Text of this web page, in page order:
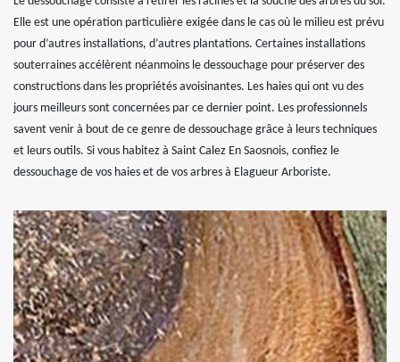
Elle est une opération particulière exigée dans le cas où le milieu est prévu
pour d’autres installations, d’autres plantations. Certaines installations
souterraines accélèrent néanmoins le dessouchage pour préserver des
constructions dans les propriétés avoisinantes. Les haies qui ont vu des
jours meilleurs sont concernées par ce dernier point. Les professionnels
savent venir à bout de ce genre de dessouchage grâce à leurs techniques
et leurs outils. Si vous habitez à Saint Calez En Saosnois, confiez le
dessouchage de vos haies et de vos arbres à Elagueur Arboriste.